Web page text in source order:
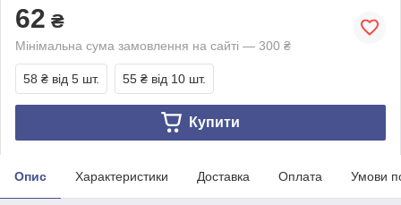
62 ₴
Мінімальна сума замовлення на сайті — 300 ₴
58 ₴ від 5 шт. 55 ₴ від 10 шт.
Купити
Опис Характеристики Доставка Оплата Умови